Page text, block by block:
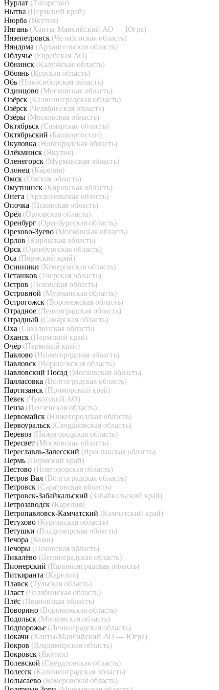
Нурлат (Татарстан)
Нытва (Пермский край)
Нюрба (Якутия)
Нягань (Ханты-Мансийский АО — Югра)
Нязепетровск (Челябинская область)
Няндома (Архангельская область)
Облучье (Еврейская АО)
Обнинск (Калужская область)
Обоянь (Курская область)
Обь (Новосибирская область)
Одинцово (Московская область)
Озёрск (Калининградская область)
Озёрск (Челябинская область)
Озёры (Московская область)
Октябрьск (Самарская область)
Октябрьский (Башкортостан)
Окуловка (Новгородская область)
Олёкминск (Якутия)
Оленегорск (Мурманская область)
Олонец (Карелия)
Омск (Омская область)
Омутнинск (Кировская область)
Онега (Архангельская область)
Опочка (Псковская область)
Орёл (Орловская область)
Оренбург (Оренбургская область)
Орехово-Зуево (Московская область)
Орлов (Кировская область)
Орск (Оренбургская область)
Оса (Пермский край)
Осинники (Кемеровская область)
Осташков (Тверская область)
Остров (Псковская область)
Островной (Мурманская область)
Острогожск (Воронежская область)
Отрадное (Ленинградская область)
Отрадный (Самарская область)
Оха (Сахалинская область)
Оханск (Пермский край)
Очёр (Пермский край)
Павлово (Нижегородская область)
Павловск (Воронежская область)
Павловский Посад (Московская область)
Палласовка (Волгоградская область)
Партизанск (Приморский край)
Певек (Чукотский АО)
Пенза (Пензенская область)
Первомайск (Нижегородская область)
Первоуральск (Свердловская область)
Перевоз (Нижегородская область)
Пересвет (Московская область)
Переславль-Залесский (Ярославская область)
Пермь (Пермский край)
Пестово (Новгородская область)
Петров Вал (Волгоградская область)
Петровск (Саратовская область)
Петровск-Забайкальский (Забайкальский край)
Петрозаводск (Карелия)
Петропавловск-Камчатский (Камчатский край)
Петухово (Курганская область)
Петушки (Владимирская область)
Печора (Коми)
Печоры (Псковская область)
Пикалёво (Ленинградская область)
Пионерский (Калининградская область)
Питкяранта (Карелия)
Плавск (Тульская область)
Пласт (Челябинская область)
Плёс (Ивановская область)
Поворино (Воронежская область)
Подольск (Московская область)
Подпорожье (Ленинградская область)
Покачи (Ханты-Мансийский АО — Югра)
Покров (Владимирская область)
Покровск (Якутия)
Полевской (Свердловская область)
Полесск (Калининградская область)
Полысаево (Кемеровская область)